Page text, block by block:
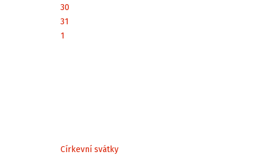
30
31
1
Církevní svátky